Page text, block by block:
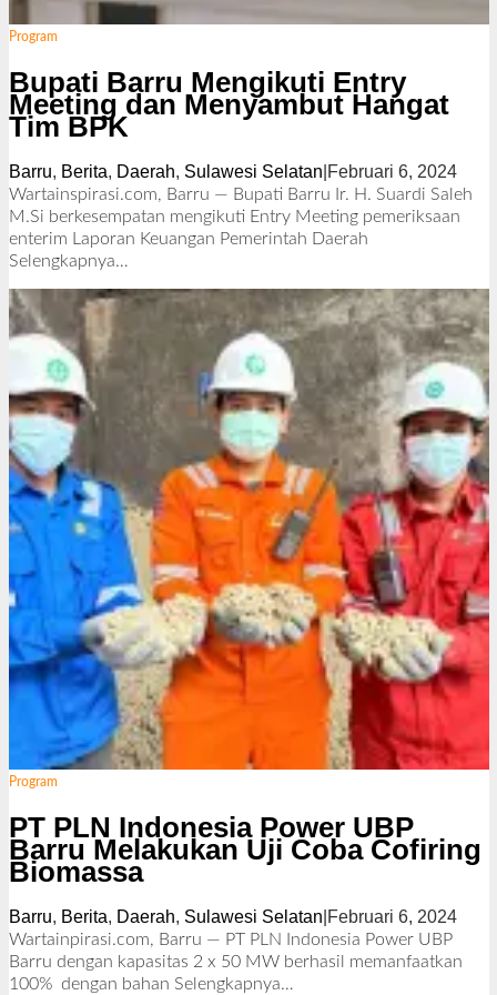
Program
Bupati Barru Mengikuti Entry
Meeting dan Menyambut Hangat
Tim BPK
Barru, Berita, Daerah, Sulawesi Selatan Februari 6, 2024o
l
e
d
a
k
s
Wartainspirasi.com, Barru — Bupati Barru Ir. H. Suardi Saleh
M.Si berkesempatan mengikuti Entry Meeting pemeriksaan
enterim Laporan Keuangan Pemerintah Daerah
Selengkapnya…
Program
PT PLN Indonesia Power UBP
Barru Melakukan Uji Coba Cofiring
Biomassa
Barru, Berita, Daerah, Sulawesi Selatan Februari 6, 2024o
e
Wartainpirasi.com, Barru — PT PLN Indonesia Power UBP
Barru dengan kapasitas 2 x 50 MW berhasil memanfaatkan
100% dengan bahan Selengkapnya…